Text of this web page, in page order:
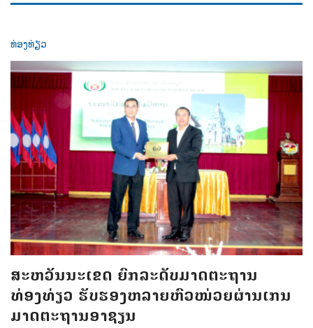
ທ່ອງທ່ຽວ
ສະຫວັນນະເຂດ ຍົກລະດັບມາດຕະຖານ
ທ່ອງທ່ຽວ ຮັບຮອງຫລາຍຫົວໜ່ວຍຜ່ານເກນ
ມາດຕະຖານອາຊຽນ